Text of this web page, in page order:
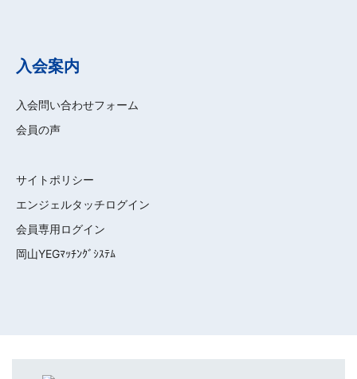
入会案内
入会問い合わせフォーム
会員の声
サイトポリシー
エンジェルタッチログイン
会員専用ログイン
岡山YEGﾏｯﾁﾝｸﾞｼｽﾃﾑ